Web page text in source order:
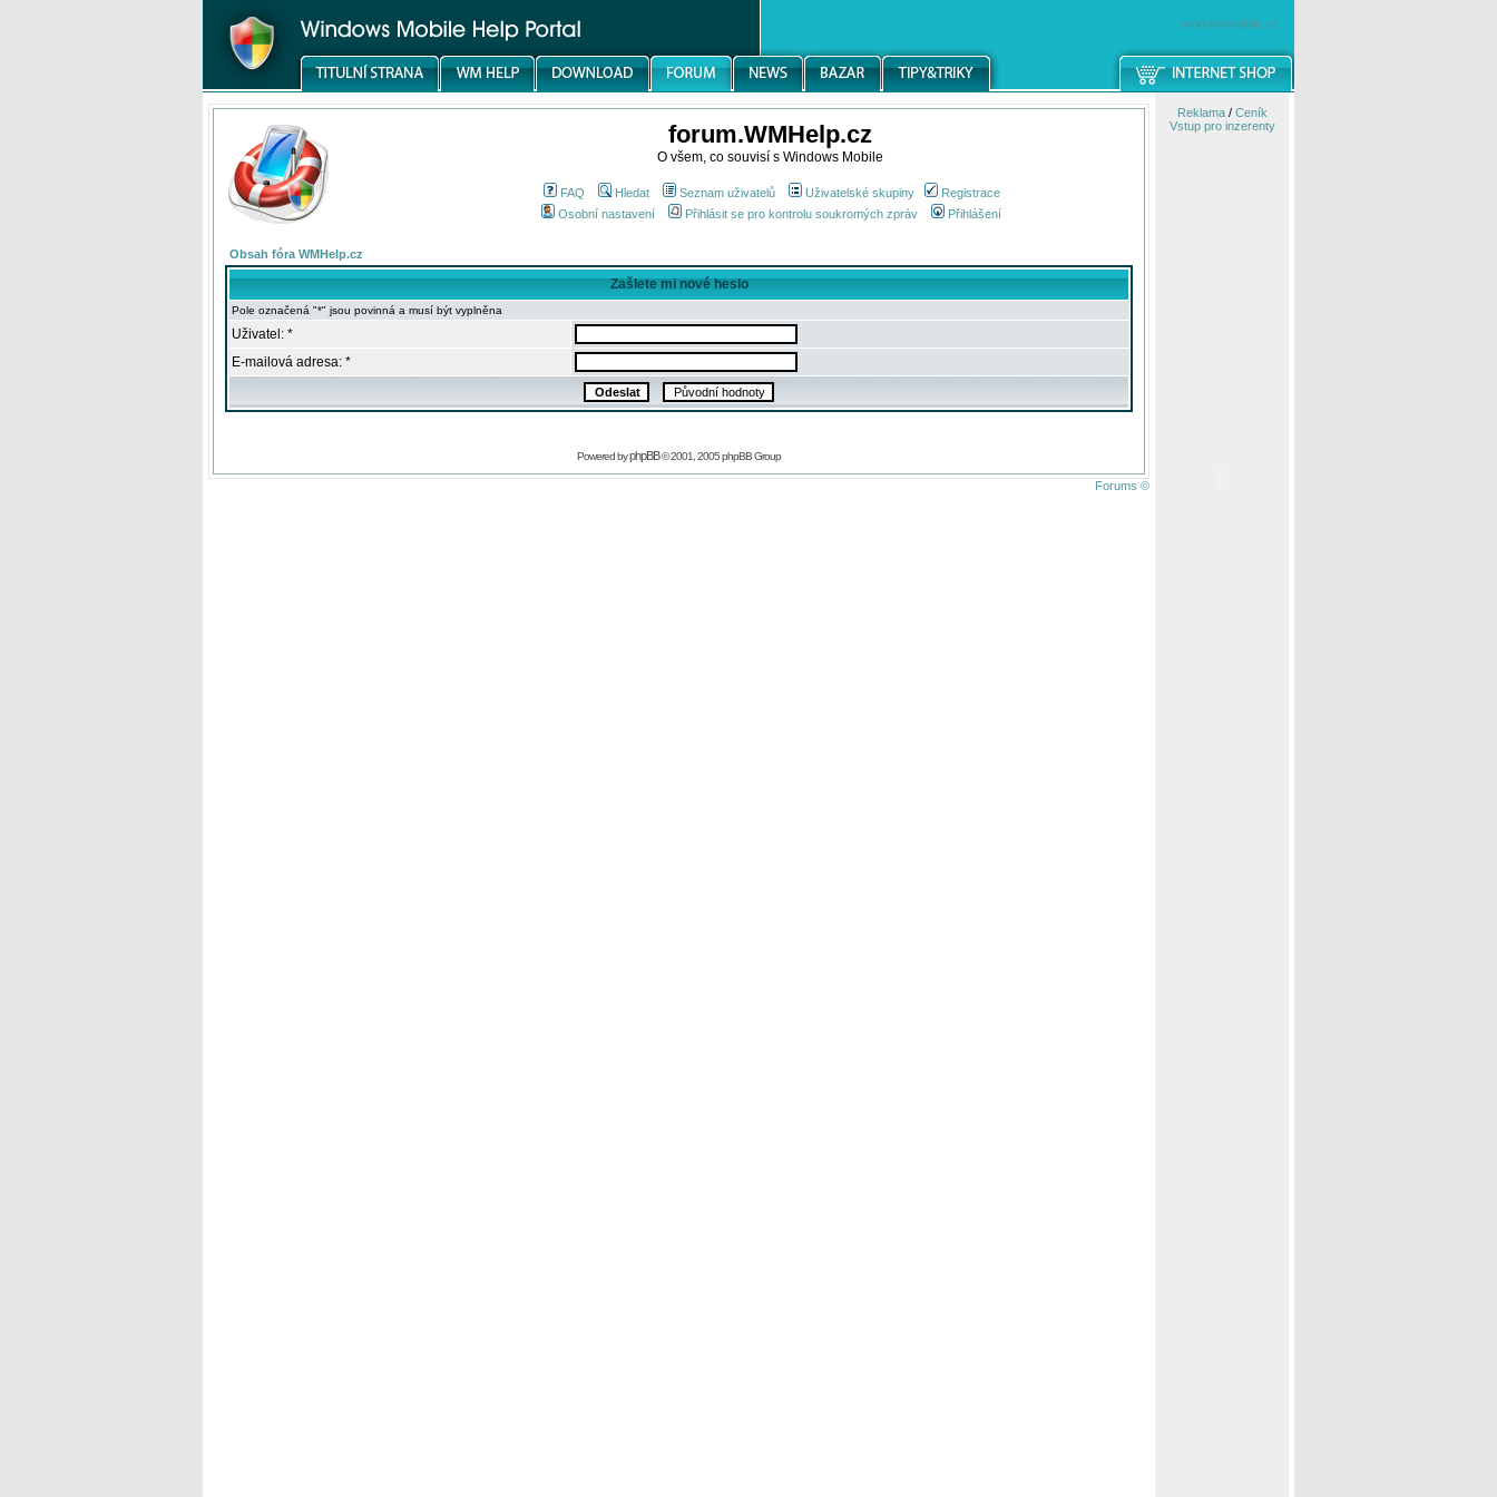
windowsmobile.cz
forum.WMHelp.cz
O všem, co souvisí s Windows Mobile
FAQ Hledat Seznam uživatelů Uživatelské skupiny
Registrace
Osobní nastavení
Přihlásit se pro kontrolu soukromých zpráv Přihlášení
Obsah fóra WMHelp.cz
Zašlete mi nové heslo
Pole označená "*" jsou povinná a musí být vyplněna
Uživatel: *
E-mailová adresa: *
Powered byphpBB© 2001, 2005 phpBB Group
Forums ©
Reklama/ Ceník
Vstup pro inzerenty